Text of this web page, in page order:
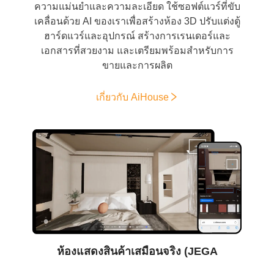
ความแม่นยำและความละเอียด ใช้ซอฟต์แวร์ที่ขับ
เคลื่อนด้วย AI ของเราเพื่อสร้างห้อง 3D ปรับแต่งตู้
ฮาร์ดแวร์และอุปกรณ์ สร้างการเรนเดอร์และ
เอกสารที่สวยงาม และเตรียมพร้อมสำหรับการ
ขายและการผลิต
เกี่ยวกับ AiHouse
ห้องแสดงสินค้าเสมือนจริง (JEGA